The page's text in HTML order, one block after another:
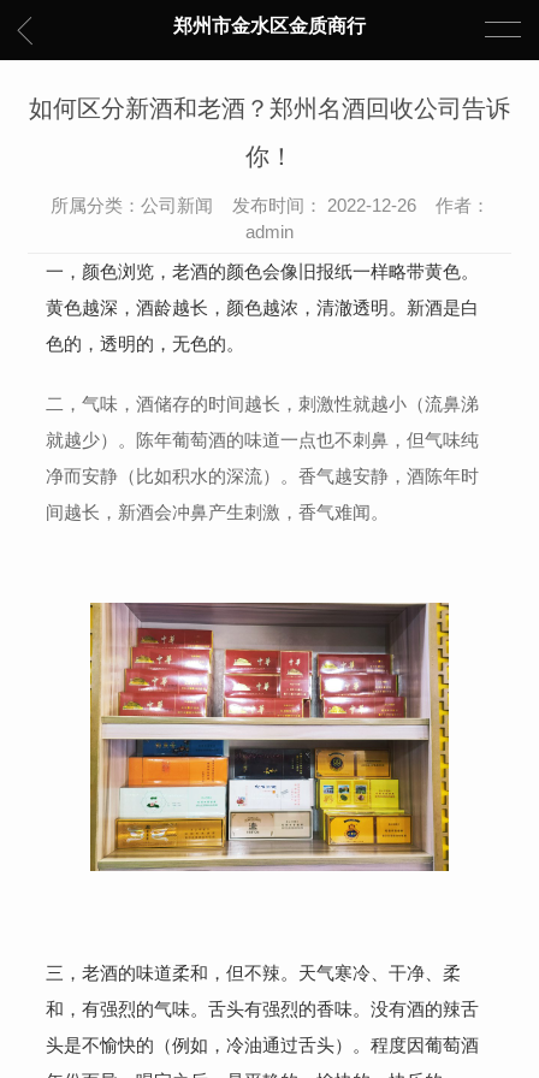
郑州市金水区金质商行
如何区分新酒和老酒？郑州名酒回收公司告诉
你！
所属分类：公司新闻 发布时间： 2022-12-26 作者：
admin
一，颜色浏览，老酒的颜色会像旧报纸一样略带黄色。
黄色越深，酒龄越长，颜色越浓，清澈透明。新酒是白
色的，透明的，无色的。
二，气味，酒储存的时间越长，刺激性就越小（流鼻涕
就越少）。陈年葡萄酒的味道一点也不刺鼻，但气味纯
净而安静（比如积水的深流）。香气越安静，酒陈年时
间越长，新酒会冲鼻产生刺激，香气难闻。
三，老酒的味道柔和，但不辣。天气寒冷、干净、柔
和，有强烈的气味。舌头有强烈的香味。没有酒的辣舌
头是不愉快的（例如，冷油通过舌头）。程度因葡萄酒